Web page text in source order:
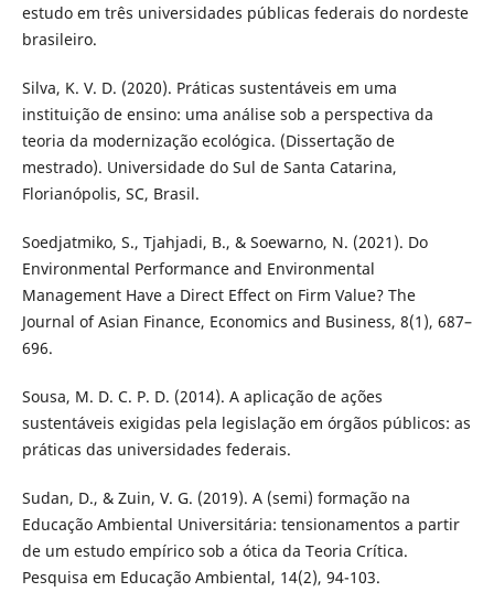
estudo em três universidades públicas federais do nordeste
brasileiro.
Silva, K. V. D. (2020). Práticas sustentáveis em uma
instituição de ensino: uma análise sob a perspectiva da
teoria da modernização ecológica. (Dissertação de
mestrado). Universidade do Sul de Santa Catarina,
Florianópolis, SC, Brasil.
Soedjatmiko, S., Tjahjadi, B., & Soewarno, N. (2021). Do
Environmental Performance and Environmental
Management Have a Direct Effect on Firm Value? The
Journal of Asian Finance, Economics and Business, 8(1), 687–
696.
Sousa, M. D. C. P. D. (2014). A aplicação de ações
sustentáveis exigidas pela legislação em órgãos públicos: as
práticas das universidades federais.
Sudan, D., & Zuin, V. G. (2019). A (semi) formação na
Educação Ambiental Universitária: tensionamentos a partir
de um estudo empírico sob a ótica da Teoria Crítica.
Pesquisa em Educação Ambiental, 14(2), 94-103.